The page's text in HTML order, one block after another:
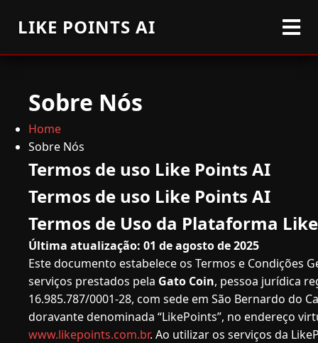
LIKE POINTS AI
Sobre Nós
Home
Sobre Nós
Termos de uso Like Points AI
Termos de uso Like Points AI
Termos de Uso da Plataforma
Última atualização: 01 de agosto de 2025
Este documento estabelece os Termos e Condições
serviços prestados pela Gato Coin, pessoa jurídica
16.985.787/0001-28, com sede em São Bernardo do
doravante denominada “LikePoints”, no endereço
www.likepoints.com.br. Ao utilizar os serviços da